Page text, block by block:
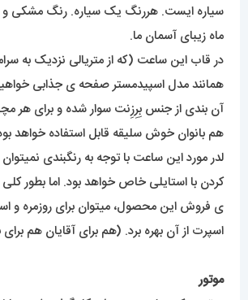
سیاره ایست. هررنگ یک سیاره. رنگ مشکی و
ماه زیبای آسمان ما.
در قاب این ساعت (که از متریالی نزدیک به
همانند مدل اسپیدمستر صفحه ی جذابی
آن بندی از جنس بِرِزِنت سوار شده و برای هر
هم بانوان خوش سلیقه قابل استفاده خواهد
لدر مورد این ساعت با توجه به رنگبندی
کردن با استایلی خاص خواهد بود. اما بطور کلی
ی فروش این محصول، میتوان برای روزمره و
اسپرت از آن بهره برد. (هم برای آقایان هم برای
موتور